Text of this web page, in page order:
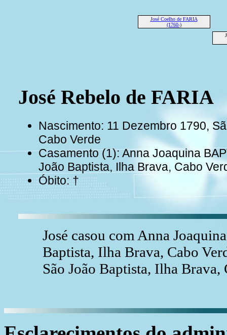
José Coelho de FARIA
(1760-)
José Rebelo de FARIA
Nascimento: 11 Dezembro 1790,
Cabo Verde
Casamento (1): Anna Joaquina
João Baptista, Ilha Brava, Cabo
Óbito: †
José casou com Anna
Baptista, Ilha Brava, Cabo
São João Baptista, Ilha